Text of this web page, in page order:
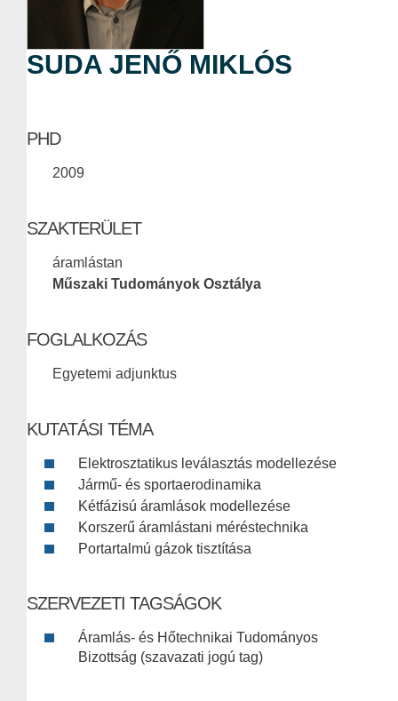
SUDA JENŐ MIKLÓS
PHD
2009
SZAKTERÜLET
áramlástan
Műszaki Tudományok Osztálya
FOGLALKOZÁS
Egyetemi adjunktus
KUTATÁSI TÉMA
Elektrosztatikus leválasztás modellezése
Jármű- és sportaerodinamika
Kétfázisú áramlások modellezése
Korszerű áramlástani méréstechnika
Portartalmú gázok tisztítása
SZERVEZETI TAGSÁGOK
Áramlás- és Hőtechnikai Tudományos
Bizottság (szavazati jogú tag)